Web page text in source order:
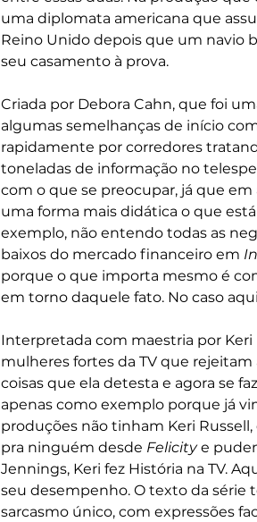
uma diplomata americana que
Reino Unido depois que um navio
seu casamento à prova.
Criada por Debora Cahn, que foi
algumas semelhanças de início
rapidamente por corredores
toneladas de informação no
com o que se preocupar, já que
uma forma mais didática o que
exemplo, não entendo todas as
baixos do mercado financeiro em
porque o que importa mesmo é
em torno daquele fato. No caso
Interpretada com maestria por Keri
mulheres fortes da TV que
coisas que ela detesta e agora se
apenas como exemplo porque já
produções não tinham Keri
pra ninguém desde Felicity e
Jennings, Keri fez História na TV.
seu desempenho. O texto da série
sarcasmo único, com expressões